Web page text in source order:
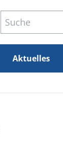
Aktuelles